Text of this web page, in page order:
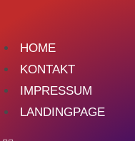
HOME
KONTAKT
IMPRESSUM
LANDINGPAGE